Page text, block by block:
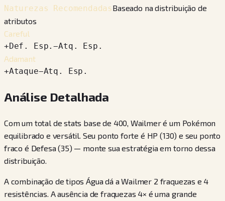
Naturezas RecomendadasBaseado na distribuição de
atributos
Careful
+Def. Esp.−Atq. Esp.
Adamant
+Ataque−Atq. Esp.
Análise Detalhada
Com um total de stats base de 400, Wailmer é um Pokémon
equilibrado e versátil. Seu ponto forte é HP (130) e seu ponto
fraco é Defesa (35) — monte sua estratégia em torno dessa
distribuição.
A combinação de tipos Água dá a Wailmer 2 fraquezas e 4
resistências. A ausência de fraquezas 4× é uma grande